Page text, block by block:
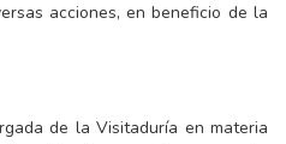
acciones, en beneficio de la
de la Visitaduría en materia